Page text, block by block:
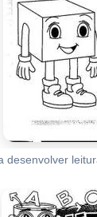
desenvolver